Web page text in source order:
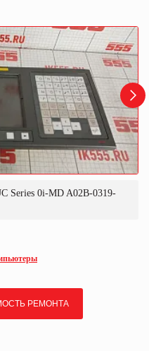
Series 0i-MD A02B-0319-
РЕМОНТА